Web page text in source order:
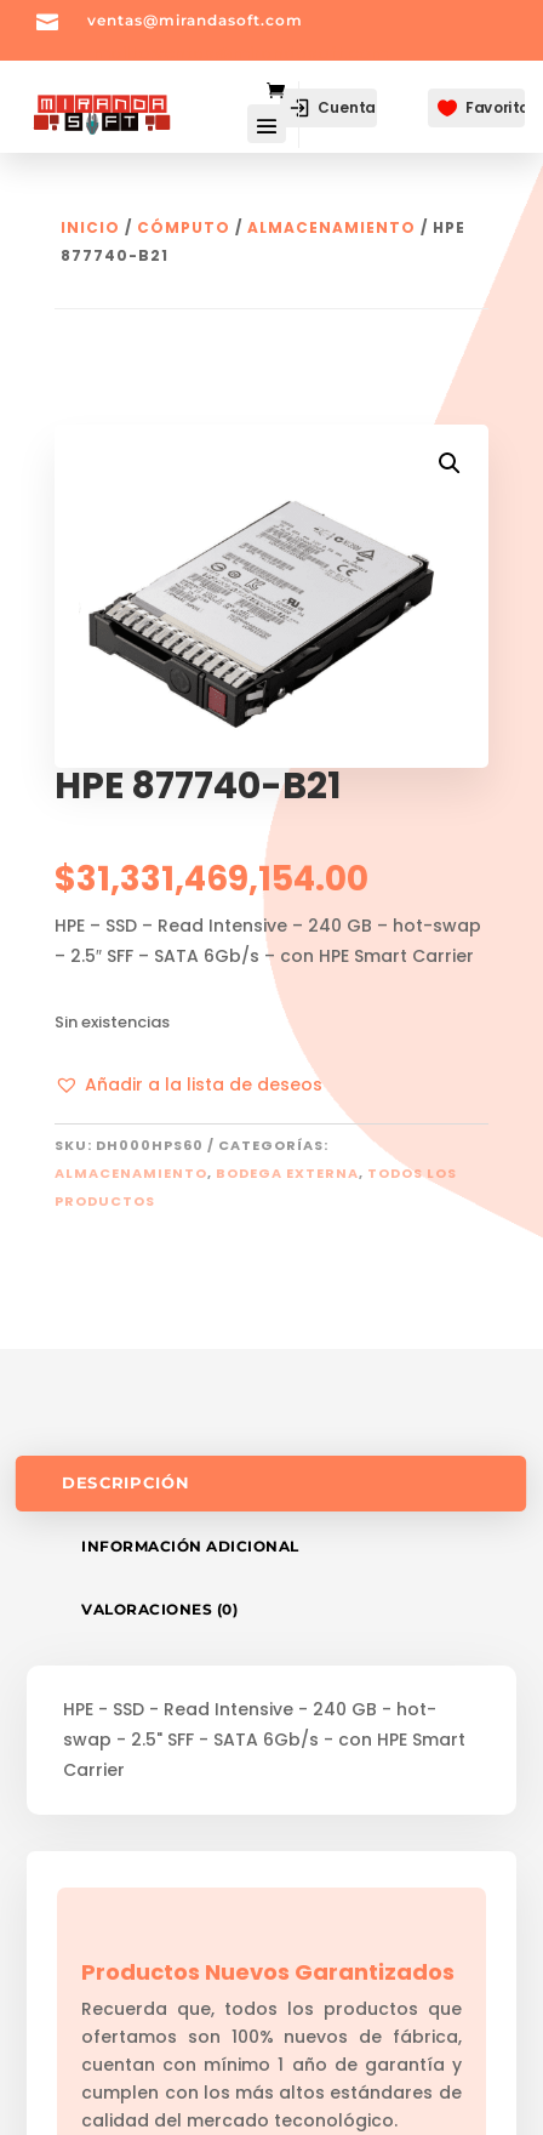
 ventas@mirandasoft.com
Cuenta  Favoritos
INICIO / CÓMPUTO / ALMACENAMIENTO / HPE
877740-B21
HPE 877740-B21
$31,331,469,154.00
HPE – SSD – Read Intensive – 240 GB – hot-swap
– 2.5″ SFF – SATA 6Gb/s – con HPE Smart Carrier
Sin existencias
Añadir a la lista de deseos
SKU: DH000HPS60
CATEGORÍAS:
ALMACENAMIENTO, BODEGA EXTERNA, TODOS LOS
PRODUCTOS
DESCRIPCIÓN
INFORMACIÓN ADICIONAL
VALORACIONES (0)
HPE - SSD - Read Intensive - 240 GB - hot-
swap - 2.5" SFF - SATA 6Gb/s - con HPE Smart
Carrier
Productos Nuevos Garantizados
Recuerda que, todos los productos que
ofertamos son 100% nuevos de fábrica,
cuentan con mínimo 1 año de garantía y
cumplen con los más altos estándares de
calidad del mercado teconológico.